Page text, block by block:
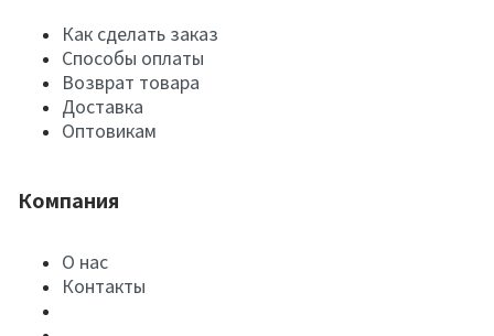
Как сделать заказ
Способы оплаты
Возврат товара
Доставка
Оптовикам
Компания
О нас
Контакты